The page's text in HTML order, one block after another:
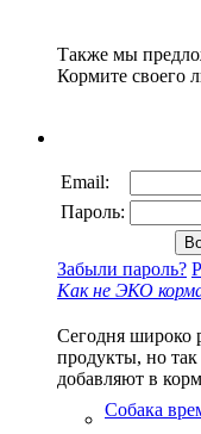
Также мы
Кормите своего
Email:
Пароль:
Забыли пароль?
Как не ЭКО
Сегодня широко
продукты, но
добавляют в
Собака